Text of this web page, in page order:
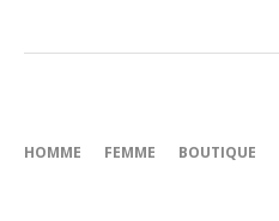
HOMME FEMME BOUTIQUE